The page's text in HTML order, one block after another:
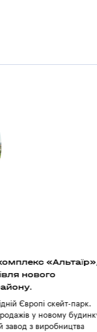
додому.
«Альтаїр»,
скейт-парк.
у новому будинку
виробництва